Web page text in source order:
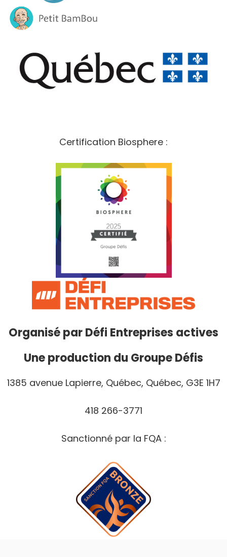
Certification Biosphere :
Organisé parDéfi Entreprises actives
Une production du Groupe Défis
1385 avenue Lapierre, Québec, Québec, G3E 1H7
418 266-3771
Sanctionné par la FQA :